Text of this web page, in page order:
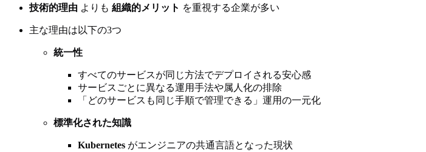
技術的理由 よりも 組織的メリット を重視する企業が多い
主な理由は以下の3つ
統一性
すべてのサービスが同じ方法でデプロイされる安心感
サービスごとに異なる運用手法や属人化の排除
「どのサービスも同じ手順で管理できる」運用の一元化
標準化された知識
Kubernetes がエンジニアの共通言語となった現状